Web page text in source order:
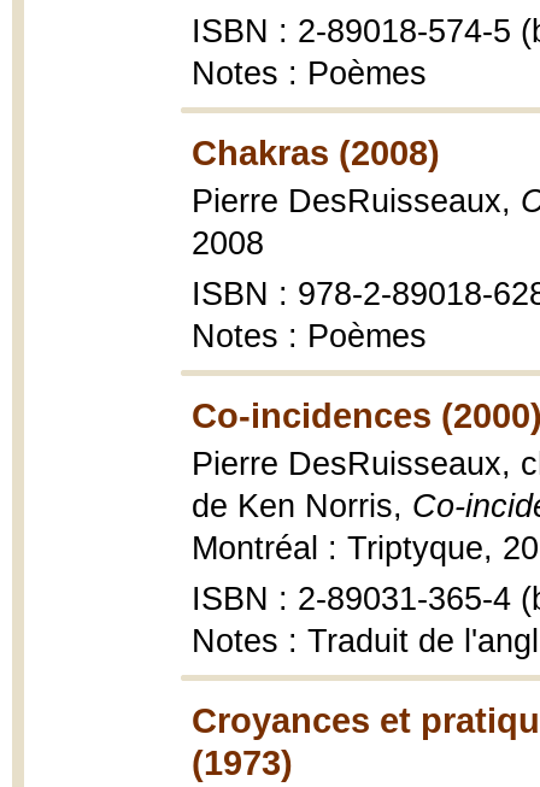
ISBN : 2-89018-574-5
Notes : Poèmes
Chakras (2008)
Pierre DesRuisseaux,
2008
ISBN : 978-2-89018-
Notes : Poèmes
Co-incidences
Pierre DesRuisseaux,
de Ken Norris, Co-
Montréal : Triptyque,
ISBN : 2-89031-365-4
Notes : Traduit de
Croyances et
(1973)